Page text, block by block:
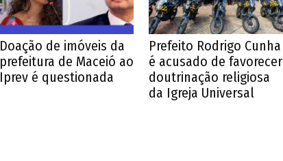
Doação de imóveis da
prefeitura de Maceió ao
Iprev é questionada
Prefeito Rodrigo Cunha
é acusado de favorecer
doutrinação religiosa
da Igreja Universal